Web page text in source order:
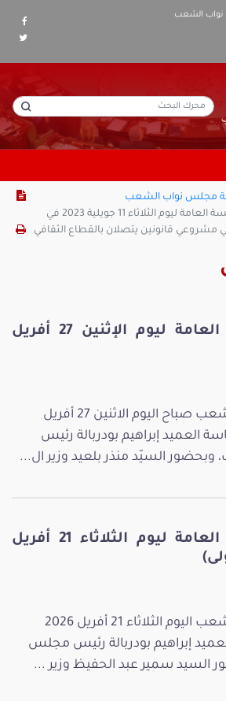
الشعب
مجلس نواب الشعب
ملخّص لفعاليات الجلسة العامة ليوم الثلاثاء 11 جويلية 2023 في
مشروعي قانونين يتصلان بالقطاع الثقافي
ملخّص الجلسة العامة ليوم الإثنين 27 أفريل
عقد مجلس نواب الشعب صباح اليوم الاثنين 27 أفريل
العميد إبراهيم بودربالة رئيس
السيّد منذر بلعيد وزير ال...
ملخّص الجلسة العامة ليوم الثلاثاء 21 أفريل
عقد مجلس نوّاب الشعب اليوم الثلاثاء 21 أفريل 2026
إبراهيم بودربالة رئيس مجلس
السيد سمير عبد الحفيظ وزير ...